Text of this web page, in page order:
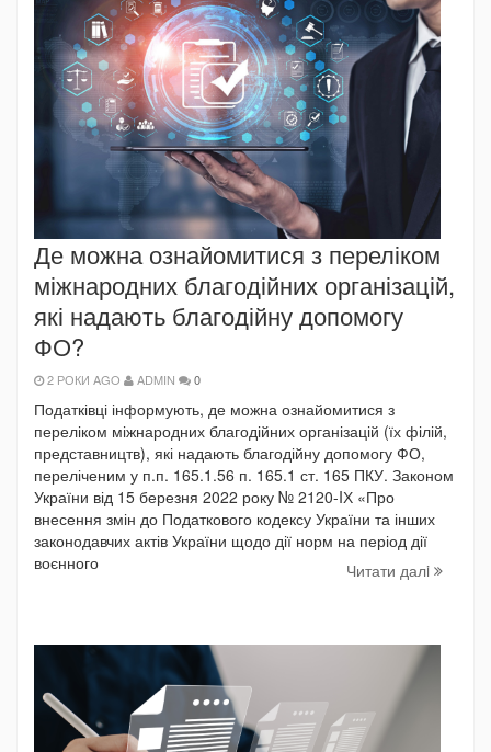
Де можна ознайомитися з переліком
міжнародних благодійних організацій,
які надають благодійну допомогу
ФО?
2 РОКИ AGO ADMIN 0
Податківці інформують, де можна ознайомитися з
переліком міжнародних благодійних організацій (їх філій,
представництв), які надають благодійну допомогу ФО,
переліченим у п.п. 165.1.56 п. 165.1 ст. 165 ПКУ. Законом
України від 15 березня 2022 року № 2120-IХ «Про
внесення змін до Податкового кодексу України та інших
законодавчих актів України щодо дії норм на період дії
воєнного
Читати далi